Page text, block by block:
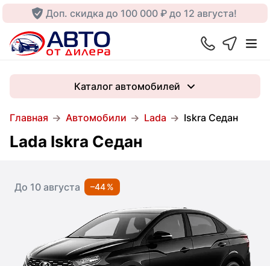
Доп. скидка до 100 000 ₽ до 12 августа!
Главная Автомобили Lada Iskra Седан
Каталог автомобилей
Lada Iskra Седан
До 10 августа –44 %